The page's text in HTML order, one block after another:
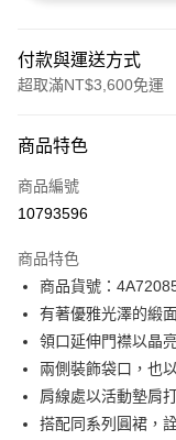
付款與運送方式
超取滿NT$3,600免運
信用卡一次付款
信用卡分期付款
合作金庫商業銀行
華南商業銀行
上海商業儲蓄銀行
國泰世華商業銀行
臺灣中小企業銀行
匯豐（台灣）商業銀行
聯邦商業銀行
元大商業銀行
超商取貨付款
LINE Pay
Apple Pay
街口支付
商品特色
商品編號
10793596
商品特色
商品貨號：
有著優雅光澤的緞
領口延伸門襟以晶
兩側裝飾袋口，也
肩線處以活動墊肩
搭配同系列圓裙，